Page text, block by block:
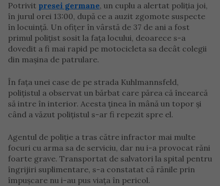
Potrivit presei germane, un cuplu a alertat poliția joi,
în jurul orei 13:00, după ce a auzit zgomote suspecte
în locuință. Un ofițer în vârstă de 37 de ani a fost
primul polițist sosit la fața locului, deoarece s-a
dovedit a fi mai rapid pe motocicleta sa decât colegii
din mașina de patrulare.
În fața unei case de pe strada Kuhlmannsfeld,
polițistul a observat un bărbat care părea că încearcă
să intre în interior. Acesta ținea în mână un topor și
când a văzut polițistul s-ar fi repezit spre el.
Agentul de poliție a tras către infractor mai multe
focuri cu arma sa de serviciu, dar nu i-a provocat răni
foarte grave. Transportat de salvatori la spital pentru
îngrijiri suplimentare, s-a constatat că rănile prin
împușcare nu i-au pus viața în pericol.